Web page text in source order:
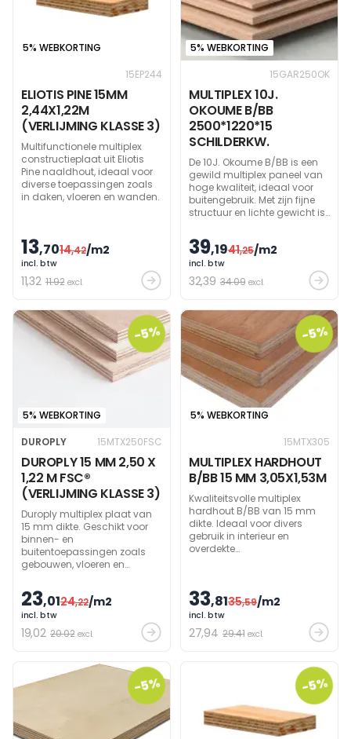
5% WEBKORTING
15EP244
ELIOTIS PINE 15MM
2,44X1,22M
(VERLIJMING KLASSE 3)
Multifunctionele multiplex
constructieplaat uit Eliotis
Pine naaldhout, ideaal voor
diverse toepassingen zoals
in daken, vloeren en wanden.
13,7014,42/m2
incl. btw
11,32 11.92 excl.
5% WEBKORTING
15GAR250OK
MULTIPLEX 10J.
OKOUME B/BB
2500*1220*15
SCHILDERKW.
De 10J. Okoume B/BB is een
gewild multiplex paneel van
hoge kwaliteit, ideaal voor
buitengebruik. Met zijn fijne
structuur en lichte gewicht is
Belgisch klimaat. Door de
warme roze kleur en fraaie
tekening krijgt elk project een
unieke uitstraling.
39,1941,25/m2
incl. btw
32,39 34.09 excl.
-5%
5% WEBKORTING
DUROPLY
15MTX250FSC
DUROPLY 15 MM 2,50 X
1,22 M FSC®
(VERLIJMING KLASSE 3)
Duroply multiplex plaat van
15 mm dikte. Geschikt voor
binnen- en
buitentoepassingen zoals
gebouwen, vloeren en
keurmerk.
23,0124,22/m2
incl. btw
19,02 20.02 excl.
-5%
5% WEBKORTING
15MTX305
MULTIPLEX HARDHOUT
B/BB 15 MM 3,05X1,53M
Kwaliteitsvolle multiplex
hardhout B/BB van 15 mm
dikte. Ideaal voor divers
gebruik in interieur en
overdekte
33,8135,59/m2
incl. btw
27,94 29.41 excl.
-5% -5%